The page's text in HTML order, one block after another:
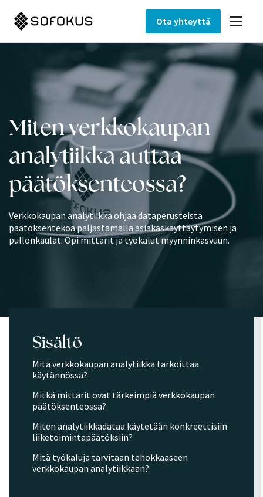
Ota yhteyttä
Miten verkkokaupan
analytiikka auttaa
päätöksenteossa?
Verkkokaupan analytiikka ohjaa dataperusteista
päätöksentekoa paljastamalla asiakaskäyttäytymisen ja
pullonkaulat. Opi mittarit ja työkalut myynninkasvuun.
Sisältö
Mitä verkkokaupan analytiikka tarkoittaa
käytännössä?
Mitkä mittarit ovat tärkeimpiä verkkokaupan
päätöksenteossa?
Miten analytiikkadataa käytetään konkreettisiin
liiketoimintapäätöksiin?
Mitä työkaluja tarvitaan tehokkaaseen
verkkokaupan analytiikkaan?